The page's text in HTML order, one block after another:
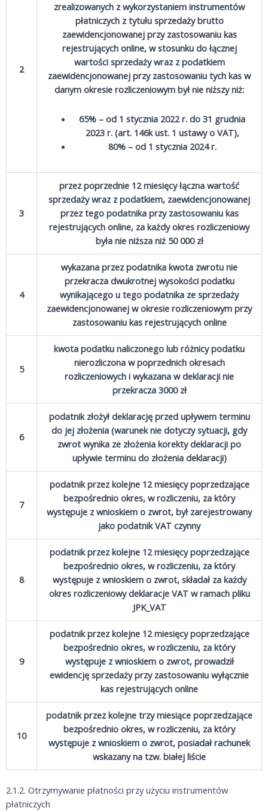
2
zrealizowanych z wykorzystaniem instrumentów
płatniczych z tytułu sprzedaży brutto
zaewidencjonowanej przy zastosowaniu kas
rejestrujących online, w stosunku do łącznej
wartości sprzedaży wraz z podatkiem
zaewidencjonowanej przy zastosowaniu tych kas w
danym okresie rozliczeniowym był nie niższy niż:
65% – od 1 stycznia 2022 r. do 31 grudnia
2023 r. (art. 146k ust. 1 ustawy o VAT),
80% – od 1 stycznia 2024 r.
3
przez poprzednie 12 miesięcy łączna wartość
sprzedaży wraz z podatkiem, zaewidencjonowanej
przez tego podatnika przy zastosowaniu kas
rejestrujących online, za każdy okres rozliczeniowy
była nie niższa niż 50 000 zł
4
wykazana przez podatnika kwota zwrotu nie
przekracza dwukrotnej wysokości podatku
wynikającego u tego podatnika ze sprzedaży
zaewidencjonowanej w okresie rozliczeniowym przy
zastosowaniu kas rejestrujących online
5
kwota podatku naliczonego lub różnicy podatku
nierozliczona w poprzednich okresach
rozliczeniowych i wykazana w deklaracji nie
przekracza 3000 zł
6
podatnik złożył deklarację przed upływem terminu
do jej złożenia (warunek nie dotyczy sytuacji, gdy
zwrot wynika ze złożenia korekty deklaracji po
upływie terminu do złożenia deklaracji)
7
podatnik przez kolejne 12 miesięcy poprzedzające
bezpośrednio okres, w rozliczeniu, za który
występuje z wnioskiem o zwrot, był zarejestrowany
jako podatnik VAT czynny
8
podatnik przez kolejne 12 miesięcy poprzedzające
bezpośrednio okres, w rozliczeniu, za który
występuje z wnioskiem o zwrot, składał za każdy
okres rozliczeniowy deklaracje VAT w ramach pliku
JPK_VAT
9
podatnik przez kolejne 12 miesięcy poprzedzające
bezpośrednio okres, w rozliczeniu, za który
występuje z wnioskiem o zwrot, prowadził
ewidencję sprzedaży przy zastosowaniu wyłącznie
kas rejestrujących online
10
podatnik przez kolejne trzy miesiące poprzedzające
bezpośrednio okres, w rozliczeniu, za który
występuje z wnioskiem o zwrot, posiadał rachunek
wskazany na tzw. białej liście
2.1.2. Otrzymywanie płatności przy użyciu instrumentów
płatniczych